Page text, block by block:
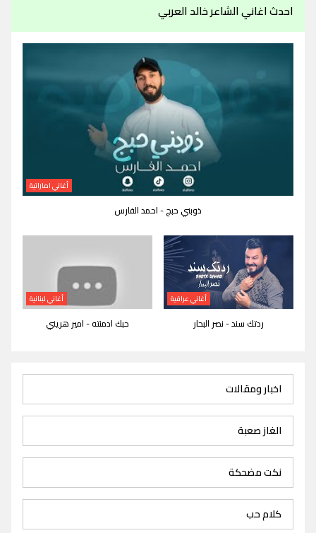
احدث اغاني الشاعر خالد العربي
أغاني اماراتية
ذوبني حبج - احمد الفارس
أغاني عراقية
ردتك سند - نصر البحار
أغاني لبنانية
حبك ادمنته - امير هريني
اخبار ومقالات
الغاز صعبة
نكت مضحكة
كلام حب